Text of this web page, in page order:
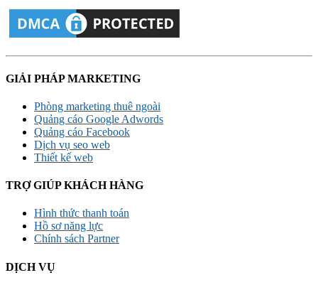
GIẢI PHÁP MARKETING
Phòng marketing thuê ngoài
Quảng cáo Google Adwords
Quảng cáo Facebook
Dịch vụ seo web
Thiết kế web
TRỢ GIÚP KHÁCH HÀNG
Hình thức thanh toán
Hồ sơ năng lực
Chính sách Partner
DỊCH VỤ